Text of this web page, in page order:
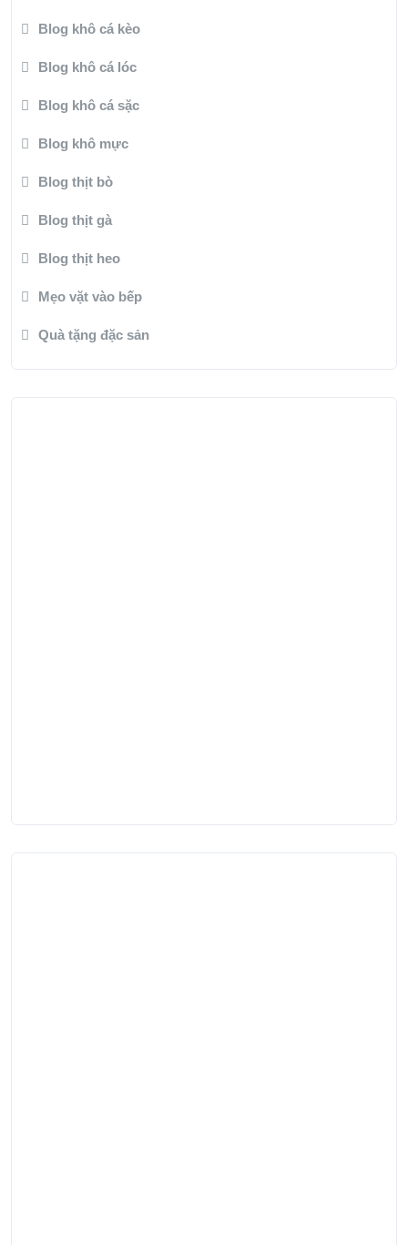
Blog khô cá kèo
Blog khô cá lóc
Blog khô cá sặc
Blog khô mực
Blog thịt bò
Blog thịt gà
Blog thịt heo
Mẹo vặt vào bếp
Quà tặng đặc sản